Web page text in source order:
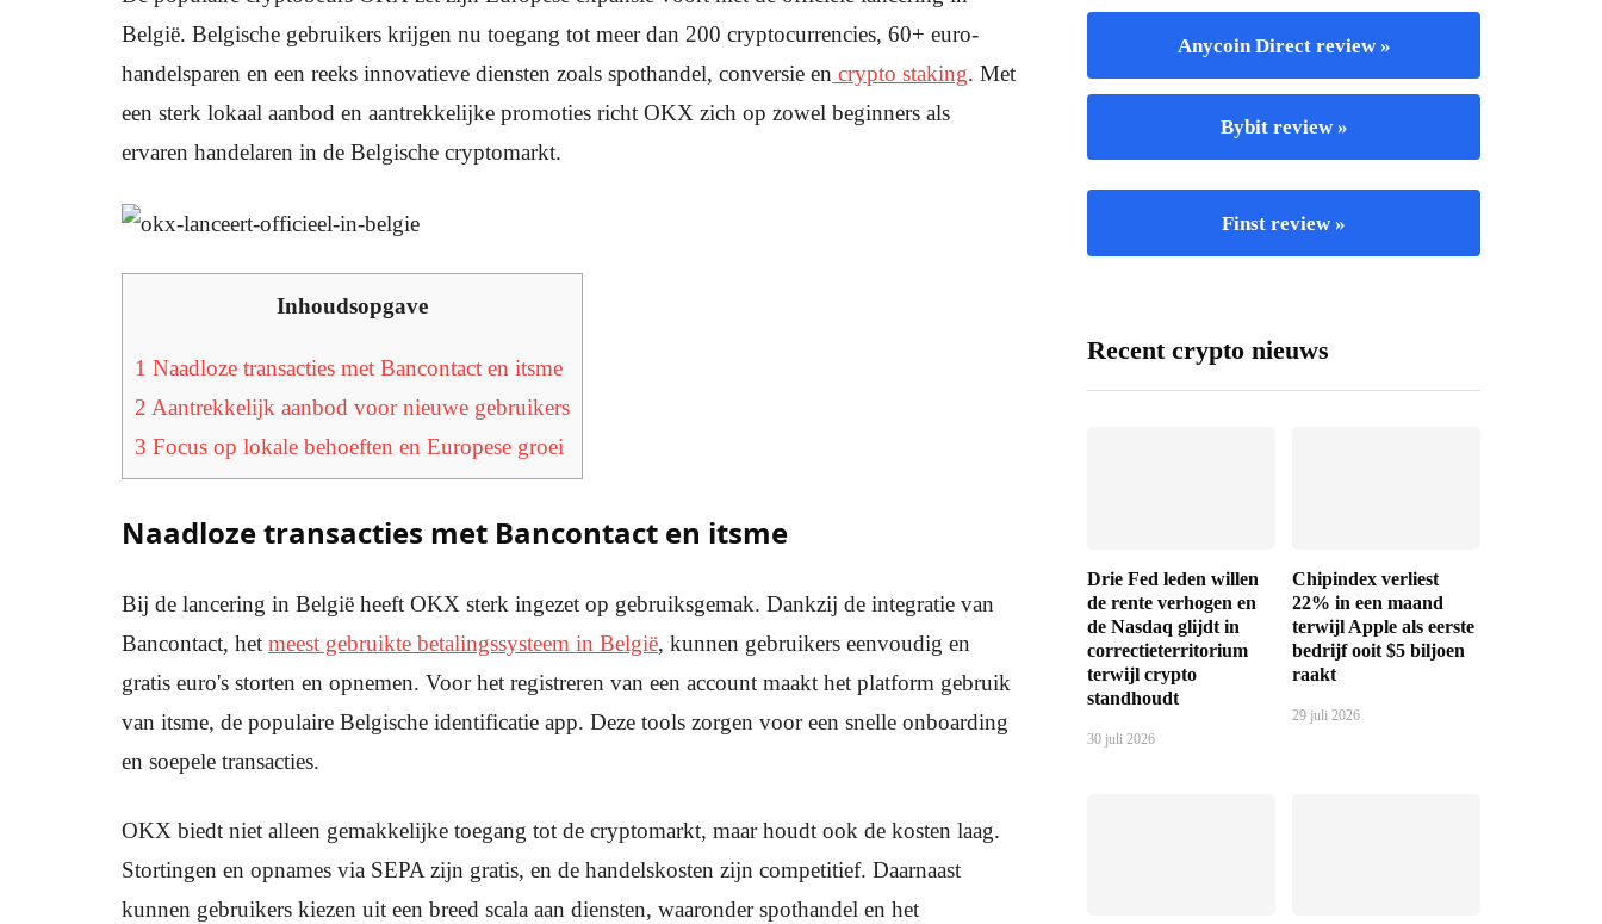
België. Belgische gebruikers krijgen nu toegang tot meer dan 200 cryptocurrencies, 60+ euro-
handelsparen en een reeks innovatieve diensten zoals spothandel, conversie en crypto staking. Met
een sterk lokaal aanbod en aantrekkelijke promoties richt OKX zich op zowel beginners als
ervaren handelaren in de Belgische cryptomarkt.
Inhoudsopgave
1 Naadloze transacties met Bancontact en itsme
2 Aantrekkelijk aanbod voor nieuwe gebruikers
3 Focus op lokale behoeften en Europese groei
Naadloze transacties met Bancontact en itsme
Bij de lancering in België heeft OKX sterk ingezet op gebruiksgemak. Dankzij de integratie van
Bancontact, het meest gebruikte betalingssysteem in België, kunnen gebruikers eenvoudig en
gratis euro's storten en opnemen. Voor het registreren van een account maakt het platform gebruik
van itsme, de populaire Belgische identificatie app. Deze tools zorgen voor een snelle onboarding
en soepele transacties.
OKX biedt niet alleen gemakkelijke toegang tot de cryptomarkt, maar houdt ook de kosten laag.
Stortingen en opnames via SEPA zijn gratis, en de handelskosten zijn competitief. Daarnaast
kunnen gebruikers kiezen uit een breed scala aan diensten, waaronder spothandel en het
Anycoin Direct review »
Bybit review »
Finst review »
Recent crypto nieuws
Drie Fed leden willen
de rente verhogen en
de Nasdaq glijdt in
correctieterritorium
terwijl crypto
standhoudt
30 juli 2026
Chipindex verliest
22% in een maand
terwijl Apple als eerste
bedrijf ooit $5 biljoen
raakt
29 juli 2026